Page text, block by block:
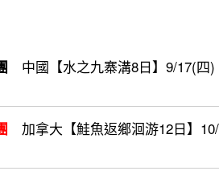
中國【水之九寨溝8日】9/17(四)
加拿大【鮭魚返鄉洄游12日】